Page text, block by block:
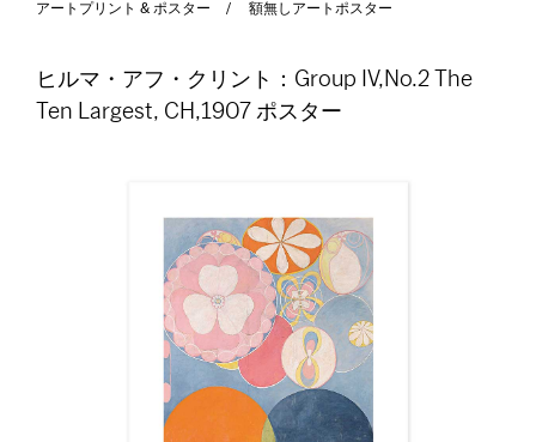
アートプリント & ポスター
額無しアートポスター
ヒルマ・アフ・クリント：Group IV,No.2 The
Ten Largest, CH,1907 ポスター